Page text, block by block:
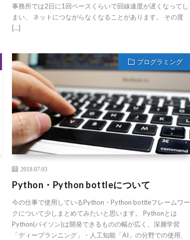
事務所では2日に1回ペースくらいで回線速度が遅くなってし
まい、 ネットにつながらなくなることがあります。 その度
[…]
プログラミング
2018.07.03
Python・Python bottleについて
今の仕事で使用しているPython・Python bottleフレームワー
クについて少しまとめてみたいと思います。 Pythonとは
Python(パイソン)は開発できるものの幅が広く、深層学習
「ディープランニング」・人工知能「AI」の分野での使用、